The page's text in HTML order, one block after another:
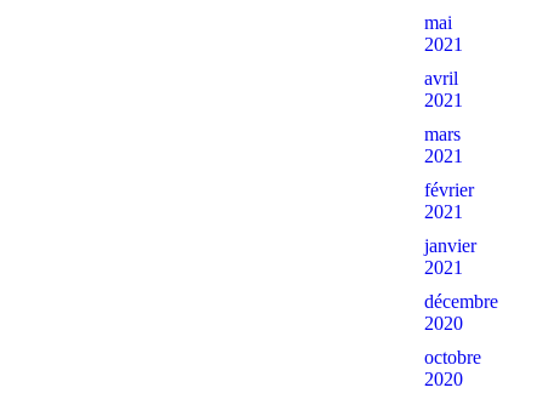
mai
2021
avril
2021
mars
2021
février
2021
janvier
2021
décembre
2020
octobre
2020